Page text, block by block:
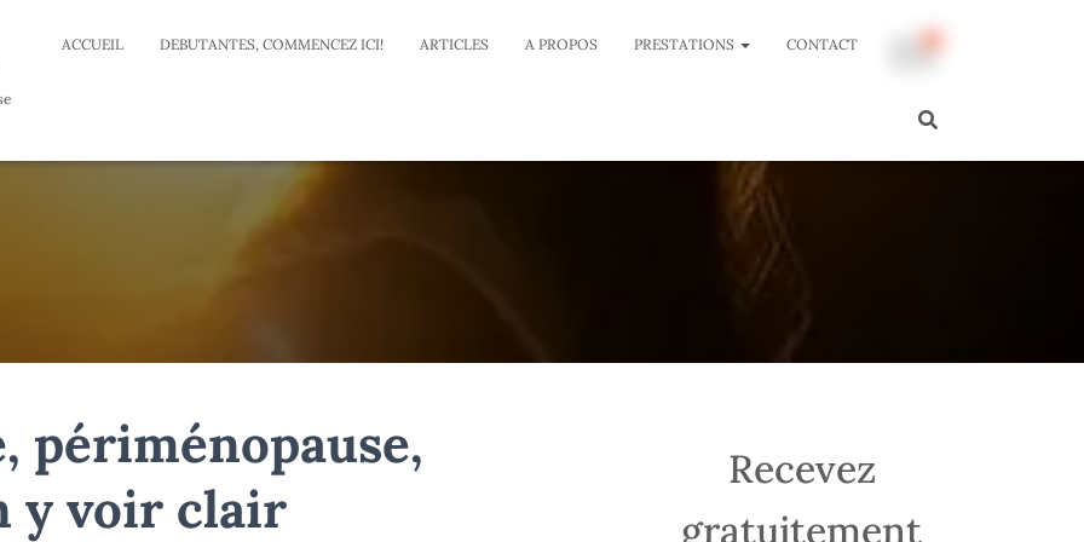
ACCUEIL DEBUTANTES, COMMENCEZ ICI! ARTICLES A PROPOS PRESTATIONS CONTACT
périménopause,
y voir clair
Recevez
gratuitement